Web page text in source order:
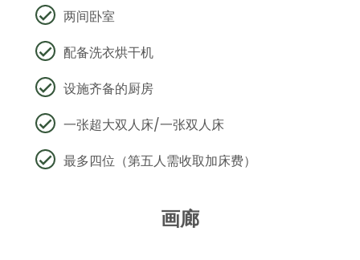
两间卧室
配备洗衣烘干机
设施齐备的厨房
一张超大双人床/一张双人床
最多四位（第五人需收取加床费）
画廊